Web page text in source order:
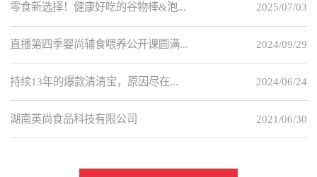
2025/07/03
零食新选择！健康好吃的谷物棒&泡...
2024/09/29
直播第四季婴尚辅食喂养公开课圆满...
2024/06/24
持续13年的爆款清清宝，原因尽在...
2021/06/30
湖南英尚食品科技有限公司